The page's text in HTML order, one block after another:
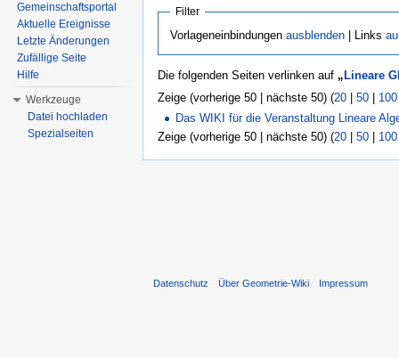
Filter
Vorlageneinbindungen ausblenden| Links
Die folgenden Seiten verlinken auf „ Lineare
Zeige (vorherige 50 | nächste 50) (20 50 100
Das WIKI für die Veranstaltung Lineare
Zeige (vorherige 50 | nächste 50) (20 | 50 | 100
Gemeinschaftsportal
Aktuelle Ereignisse
Letzte Änderungen
Zufällige Seite
Hilfe
Werkzeuge
Datei hochladen
Spezialseiten
Datenschutz Über Geometrie-Wiki Impressum